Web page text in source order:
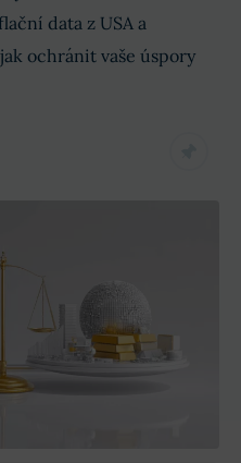
data z USA a
ochránit vaše úspory